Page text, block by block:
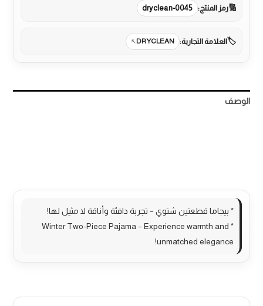
رمز المنتج: dryclean-0045
العلامة التجارية: DRYCLEAN
الوصف
* بيجاما قطعتين شتوي – تجربة دافئة وأناقة لا مثيل لها!
* Winter Two-Piece Pajama – Experience warmth and
unmatched elegance!